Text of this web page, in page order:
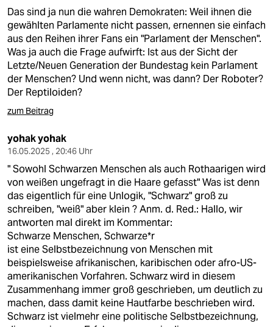
Das sind ja nun die wahren Demokraten: Weil ihnen die
gewählten Parlamente nicht passen, ernennen sie einfach
aus den Reihen ihrer Fans ein "Parlament der Menschen".
Was ja auch die Frage aufwirft: Ist aus der Sicht der
Letzte/Neuen Generation der Bundestag kein Parlament
der Menschen? Und wenn nicht, was dann? Der Roboter?
Der Reptiloiden?
zum Beitrag
yohak yohak
16.05.2025 , 20:46 Uhr
" Sowohl Schwarzen Menschen als auch Rothaarigen wird
von weißen ungefragt in die Haare gefasst" Was ist denn
das eigentlich für eine Unlogik, "Schwarz" groß zu
schreiben, "weiß" aber klein ? Anm. d. Red.: Hallo, wir
antworten mal direkt im Kommentar:
Schwarze Menschen, Schwarze*r
ist eine Selbstbezeichnung von Menschen mit
beispielsweise afrikanischen, karibischen oder afro-US-
amerikanischen Vorfahren. Schwarz wird in diesem
Zusammenhang immer groß geschrieben, um deutlich zu
machen, dass damit keine Hautfarbe beschrieben wird.
Schwarz ist vielmehr eine politische Selbstbezeichnung,